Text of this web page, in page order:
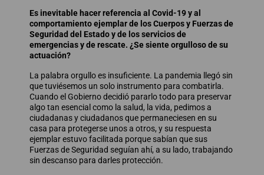
Es inevitable hacer referencia al Covid-19 y al
comportamiento ejemplar de los Cuerpos y Fuerzas de
Seguridad del Estado y de los servicios de
emergencias y de rescate. ¿Se siente orgulloso de su
actuación?
La palabra orgullo es insuficiente. La pandemia llegó sin
que tuviésemos un solo instrumento para combatirla.
Cuando el Gobierno decidió pararlo todo para preservar
algo tan esencial como la salud, la vida, pedimos a
ciudadanas y ciudadanos que permaneciesen en su
casa para protegerse unos a otros, y su respuesta
ejemplar estuvo facilitada porque sabían que sus
Fuerzas de Seguridad seguían ahí, a su lado, trabajando
sin descanso para darles protección.